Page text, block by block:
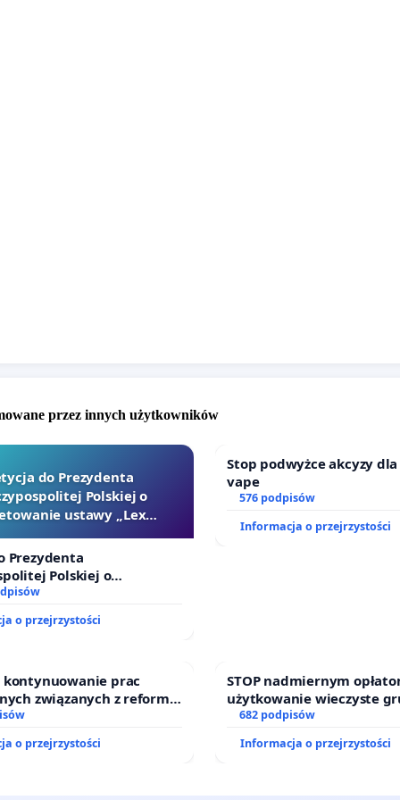
strefy zabudowy śródmiejskiej wyłącznie do ścisłego
naszego miasta, będzie miało zbawienny wpływ na ład
w mieście, transport, a także na eliminację skutków
środowiskowych, tj. miejskie wyspy ciepła, susze czy
błyskawiczne. Prosimy o uwzględnienie naszego
przez innych użytkowników
do Prezydenta
Polskiej o
ustawy „Lex
Prezydenta
Polskiej o
ustawy „Lex Szarlatan”
o przejrzystości
Stop podwyżce akcyzy
vape
576 podpisów
Informacja o przejrzystości
kontynuowanie prac
związanych z reformą
o przejrzystości
STOP nadmiernym
użytkowanie wieczyste
zajmowanych przez
682 podpisów
Informacja o przejrzystości